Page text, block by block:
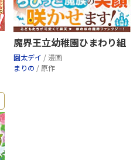
魔界王立幼稚園ひまわり組
園太デイ / 漫画
まりの / 原作